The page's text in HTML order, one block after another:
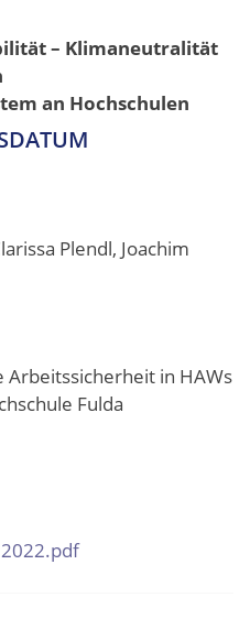
– Klimaneutralität
an Hochschulen
Plendl, Joachim
Arbeitssicherheit in HAWs
Fulda